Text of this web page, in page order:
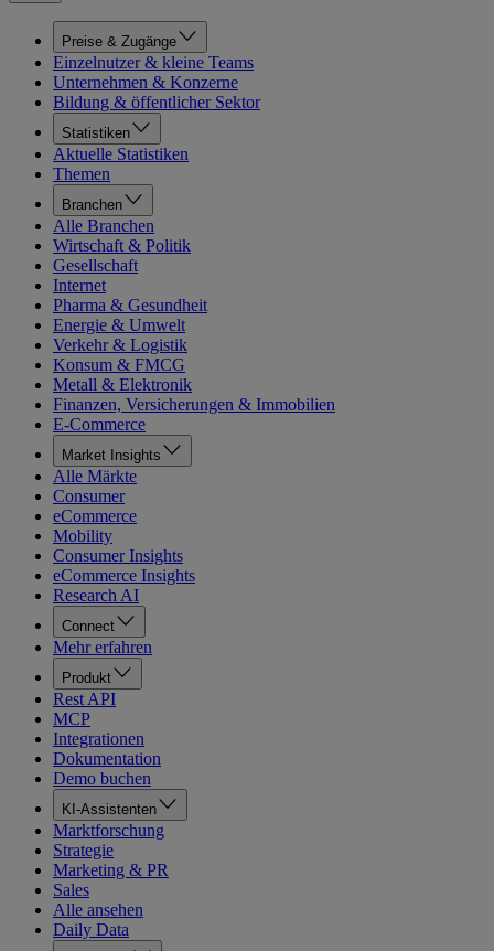
Preise & Zugänge
Einzelnutzer & kleine Teams
Unternehmen & Konzerne
Bildung & öffentlicher Sektor
Statistiken
Aktuelle Statistiken
Themen
Branchen
Alle Branchen
Wirtschaft & Politik
Gesellschaft
Internet
Pharma & Gesundheit
Energie & Umwelt
Verkehr & Logistik
Konsum & FMCG
Metall & Elektronik
Finanzen, Versicherungen & Immobilien
E-Commerce
Market Insights
Alle Märkte
Consumer
eCommerce
Mobility
Consumer Insights
eCommerce Insights
Research AI
Connect
Mehr erfahren
Produkt
Rest API
MCP
Integrationen
Dokumentation
Demo buchen
KI-Assistenten
Marktforschung
Strategie
Marketing & PR
Sales
Alle ansehen
Daily Data